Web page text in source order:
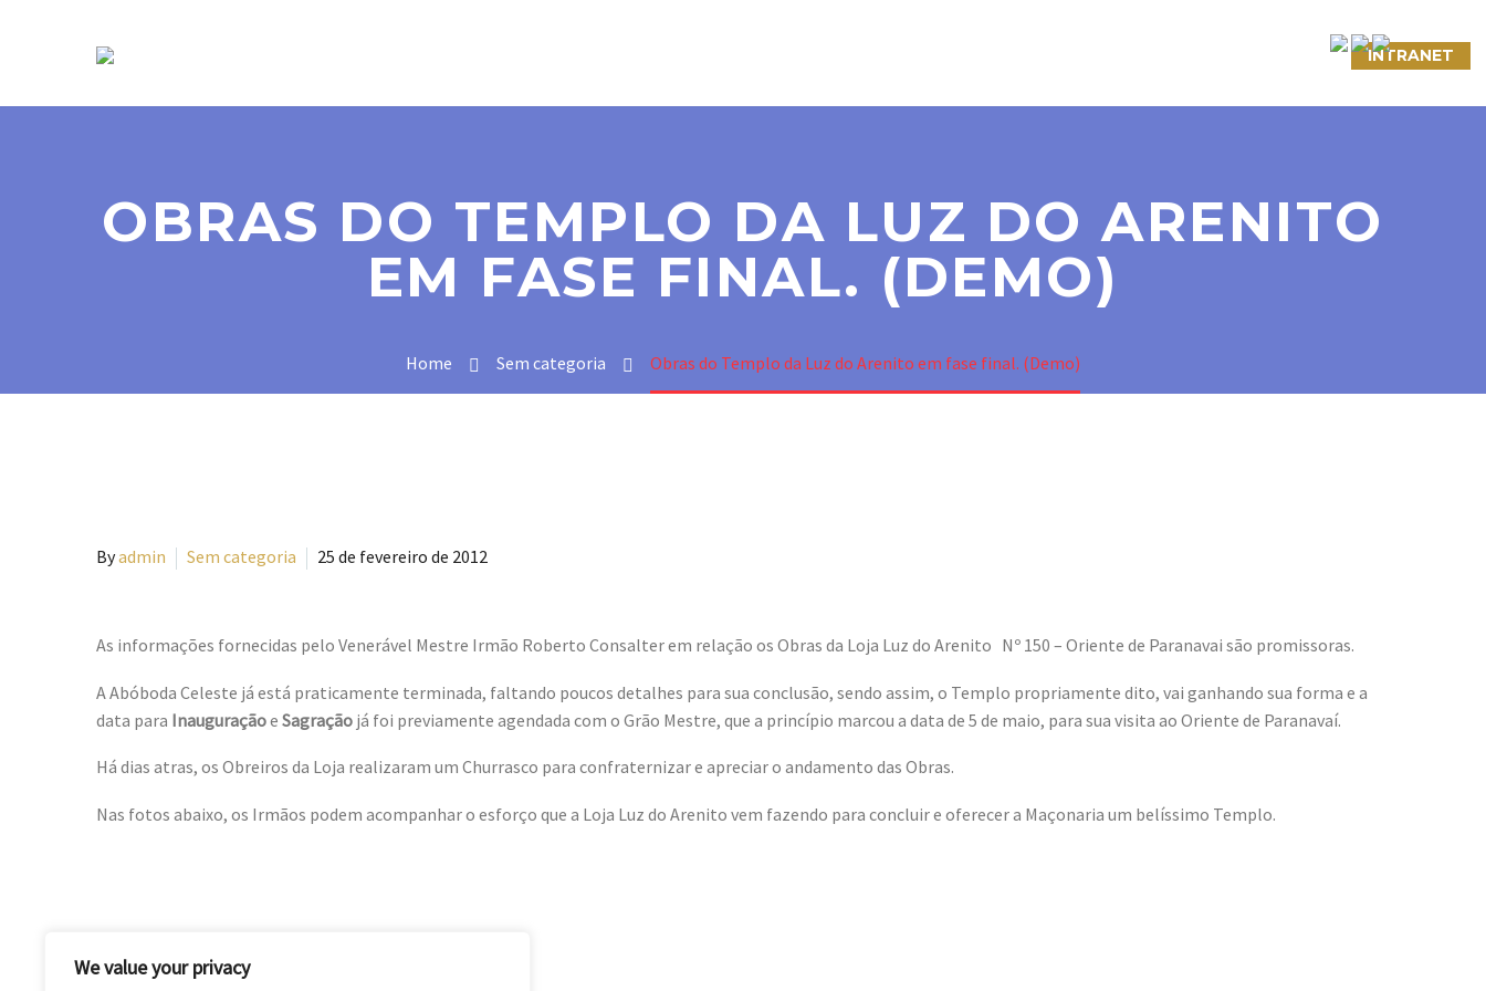
We value your privacy
INTRANET
OBRAS DO TEMPLO DA LUZ DO ARENITO
EM FASE FINAL. (DEMO)
Home Sem categoria Obras do Templo da Luz do Arenito em fase final. (Demo)
Byadmin Sem categoria 25 de fevereiro de 2012
As informações fornecidas pelo Venerável Mestre Irmão Roberto Consalter em relação os Obras da Loja Luz do Arenito Nº 150 – Oriente de Paranavai são promissoras.
A Abóboda Celeste já está praticamente terminada, faltando poucos detalhes para sua conclusão, sendo assim, o Templo propriamente dito, vai ganhando sua forma e a
data para Inauguraçãoe Sagração já foi previamente agendada com o Grão Mestre, que a princípio marcou a data de 5 de maio, para sua visita ao Oriente de Paranavaí.
Há dias atras, os Obreiros da Loja realizaram um Churrasco para confraternizar e apreciar o andamento das Obras.
Nas fotos abaixo, os Irmãos podem acompanhar o esforço que a Loja Luz do Arenito vem fazendo para concluir e oferecer a Maçonaria um belíssimo Templo.